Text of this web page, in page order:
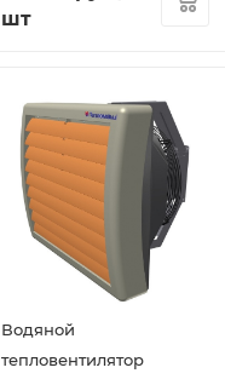
шт
Водяной
тепловентилятор